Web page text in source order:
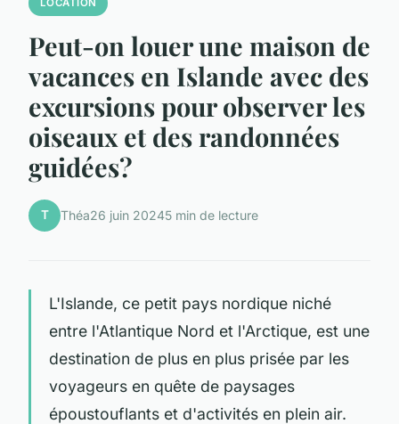
LOCATION
Peut-on louer une maison de
vacances en Islande avec des
excursions pour observer les
oiseaux et des randonnées
guidées?
T Théa26 juin 20245 min de lecture
L'Islande, ce petit pays nordique niché
entre l'Atlantique Nord et l'Arctique, est une
destination de plus en plus prisée par les
voyageurs en quête de paysages
époustouflants et d'activités en plein air.